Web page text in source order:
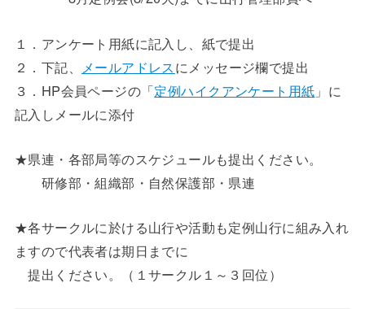
１．アンケート用紙に記入し、紙で提出
２．下記、
メールアドレスにメッセージ欄で提出
３．HP会員ページの「定例ハイクアンケート用紙 」に
記入しメールに添付
★県連・各部局等のスケジュールも提出ください。
研修部・組織部・自然保護部・県連
★各サークルに於ける山行や活動も定例山行に組み入れ
ますので代表者は期日までに
提出ください。（１サークル１～３回位）